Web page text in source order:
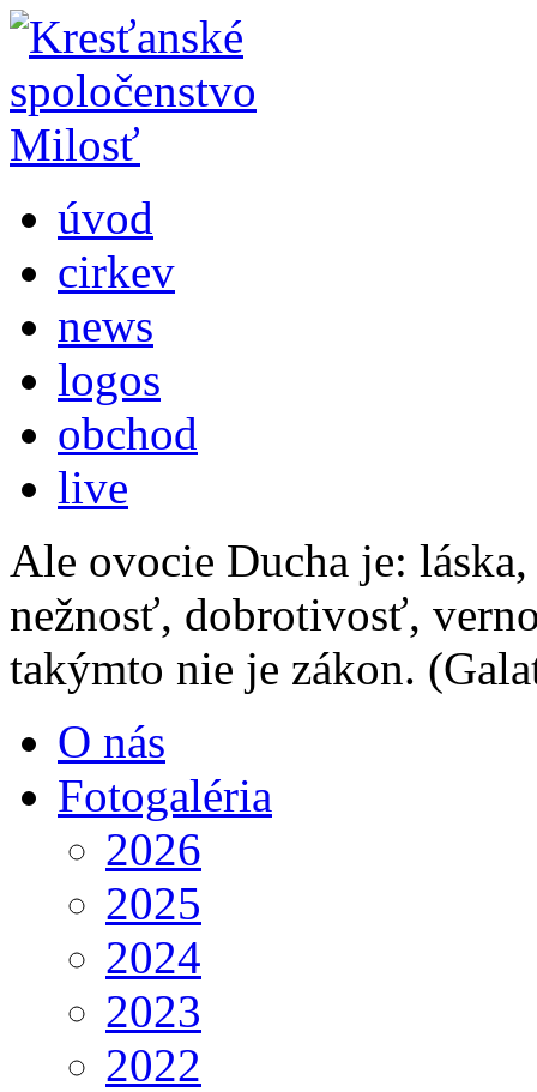
úvod
cirkev
news
logos
obchod
live
Ale ovocie Ducha je:
nežnosť, dobrotivosť,
takýmto nie je zákon.
O nás
Fotogaléria
2026
2025
2024
2023
2022